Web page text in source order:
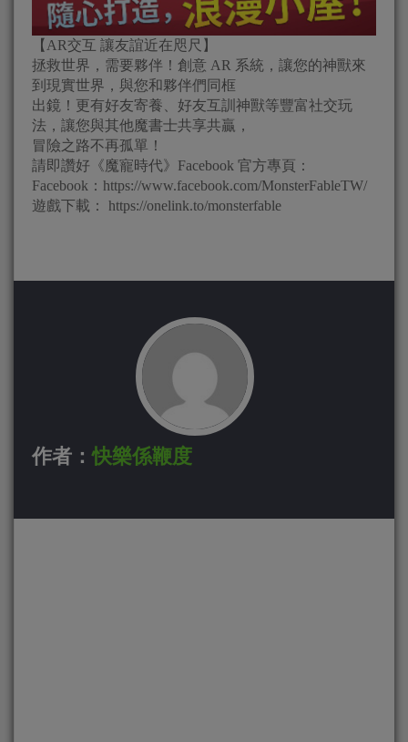
【AR交互 讓友誼近在咫尺】
拯救世界，需要夥伴！創意 AR 系統，讓您的神獸來
到現實世界，與您和夥伴們同框
出鏡！更有好友寄養、好友互訓神獸等豐富社交玩
法，讓您與其他魔書士共享共贏，
冒險之路不再孤單！
請即讚好《魔寵時代》Facebook 官方專頁：
Facebook：https://www.facebook.com/MonsterFableTW/
遊戲下載： https://onelink.to/monsterfable
作者：快樂係鞭度